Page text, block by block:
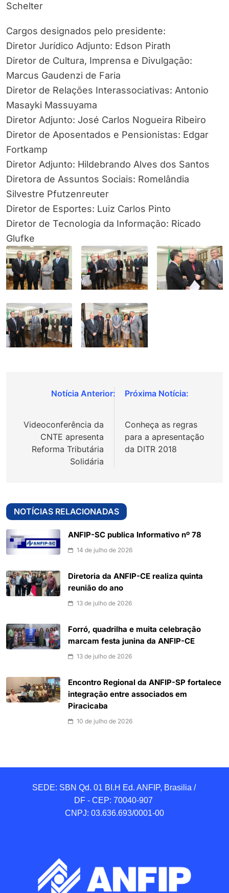
Schelter
Cargos designados pelo presidente:
Diretor Jurídico Adjunto: Edson Pirath
Diretor de Cultura, Imprensa e Divulgação:
Marcus Gaudenzi de Faria
Diretor de Relações Interassociativas: Antonio
Masayki Massuyama
Diretor Adjunto: José Carlos Nogueira Ribeiro
Diretor de Aposentados e Pensionistas: Edgar
Fortkamp
Diretor Adjunto: Hildebrando Alves dos Santos
Diretora de Assuntos Sociais: Romelândia
Silvestre Pfutzenreuter
Diretor de Esportes: Luiz Carlos Pinto
Diretor de Tecnologia da Informação: Ricado
Glufke
Navegação
Post
Videoconferência da
CNTE apresenta
Reforma Tributária
Solidária
Conheça as regras
para a apresentação
da DITR 2018
NOTÍCIAS RELACIONADAS
ANFIP-SC publica Informativo nº 78
14 de julho de 2026
Diretoria da ANFIP-CE realiza quinta
reunião do ano
13 de julho de 2026
Forró, quadrilha e muita celebração
marcam festa junina da ANFIP-CE
13 de julho de 2026
Encontro Regional da ANFIP-SP fortalece
integração entre associados em
Piracicaba
10 de julho de 2026
SEDE: SBN Qd. 01 BI.H Ed. ANFIP, Brasilia /
DF - CEP: 70040-907
CNPJ: 03.636.693/0001-00